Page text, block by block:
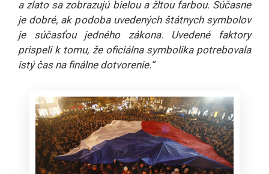
a zlato sa zobrazujú bielou a žltou farbou. Súčasne
je dobré, ak podoba uvedených štátnych symbolov
je súčasťou jedného zákona. Uvedené faktory
prispeli k tomu, že oficiálna symbolika potrebovala
istý čas na finálne dotvorenie.“